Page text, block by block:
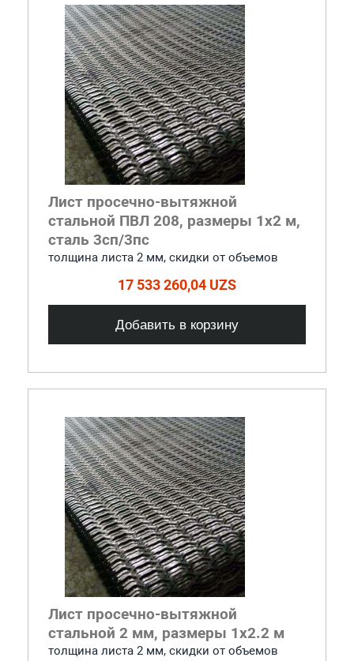
Лист просечно-вытяжной
стальной ПВЛ 208, размеры 1x2 м,
сталь 3сп/3пс
толщина листа 2 мм, cкидки от объемов
17 533 260,04 UZS
Добавить в корзину
Лист просечно-вытяжной
стальной 2 мм, размеры 1x2.2 м
толщина листа 2 мм, cкидки от объемов